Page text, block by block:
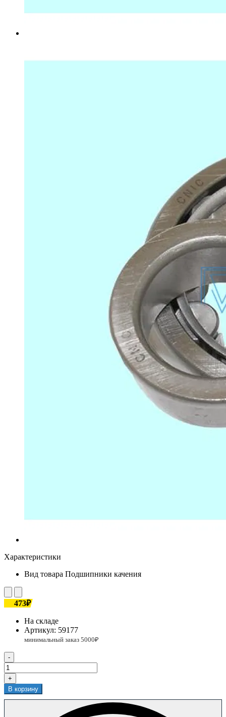
Характеристики
Вид товара Подшипники качения
473₽
На складе
Артикул: 59177
-
+
В корзину